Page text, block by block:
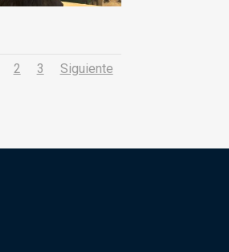
2 3 Siguiente